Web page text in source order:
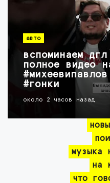
авто
вспоминаем
полное видео
#гонки
около 2 часов назад
музыка
на
что